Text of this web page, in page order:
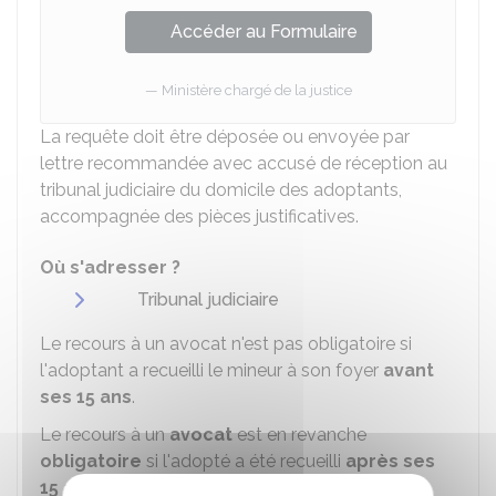
Accéder au Formulaire
Ministère chargé de la justice
La requête doit être déposée ou envoyée par
lettre recommandée avec accusé de réception au
tribunal judiciaire du domicile des adoptants,
accompagnée des pièces justificatives.
Où s'adresser ?
Tribunal judiciaire
Le recours à un avocat n'est pas obligatoire si
l'adoptant a recueilli le mineur à son foyer avant
ses 15 ans.
Le recours à unavocatest en revanche
obligatoire si l'adopté a été recueilli après ses
15 ans